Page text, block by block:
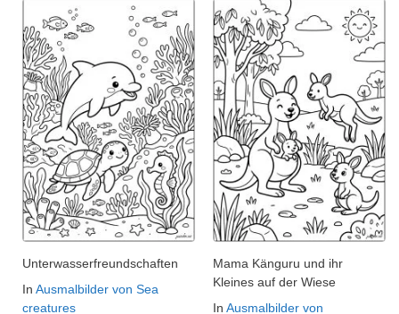
Unterwasserfreundschaften
In Ausmalbilder von Sea
creatures
Mama Känguru und ihr
Kleines auf der Wiese
In Ausmalbilder von